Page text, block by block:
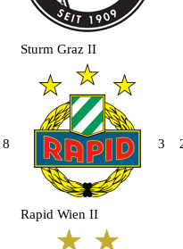
Sturm Graz II
8
Rapid Wien II
3